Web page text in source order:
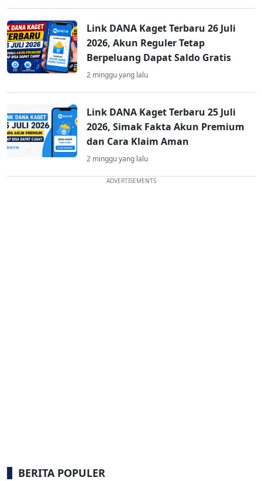
Link DANA Kaget Terbaru 26 Juli
2026, Akun Reguler Tetap
Berpeluang Dapat Saldo Gratis
2 minggu yang lalu
Link DANA Kaget Terbaru 25 Juli
2026, Simak Fakta Akun Premium
dan Cara Klaim Aman
2 minggu yang lalu
ADVERTISEMENTS
BERITA POPULER